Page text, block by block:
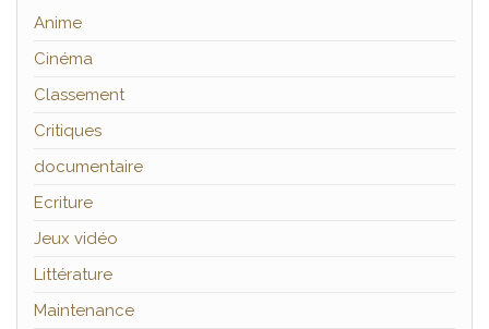
Anime
Cinéma
Classement
Critiques
documentaire
Ecriture
Jeux vidéo
Littérature
Maintenance